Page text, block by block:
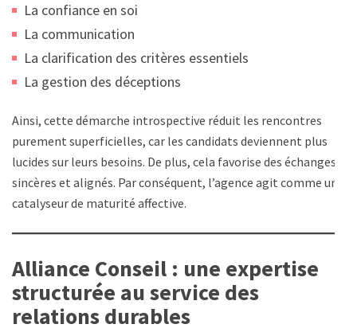
La confiance en soi
La communication
La clarification des critères essentiels
La gestion des déceptions
Ainsi, cette démarche introspective réduit les rencontres
purement superficielles, car les candidats deviennent plus
lucides sur leurs besoins. De plus, cela favorise des échanges
sincères et alignés. Par conséquent, l’agence agit comme un
catalyseur de maturité affective.
Alliance Conseil : une expertise
structurée au service des
relations durables